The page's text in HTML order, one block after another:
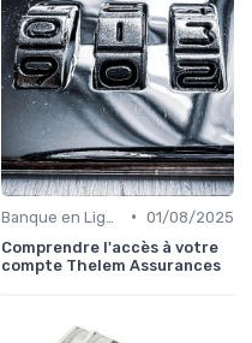
• 01/08/2025
Comprendre l'accès à votre
compte Thelem Assurances